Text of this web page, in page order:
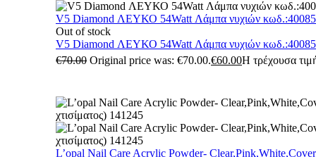
V5 Diamond ΛΕΥΚΟ 54Watt Λάμπα νυχιών
Out of stock
V5 Diamond ΛΕΥΚΟ 54Watt Λάμπα νυχιών
€70.00 Original price was: €70.00.€60.00Η τρέχουσα
L’opal Nail Care Acrylic Powder-